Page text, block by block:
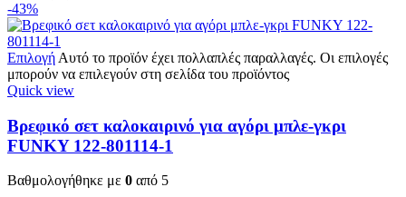
-43%
Επιλογή Αυτό το προϊόν έχει πολλαπλές παραλλαγές. Οι επιλογές
μπορούν να επιλεγούν στη σελίδα του προϊόντος
Quick view
Βρεφικό σετ καλοκαιρινό για αγόρι μπλε-γκρι
FUNKY 122-801114-1
Βαθμολογήθηκε με 0 από 5